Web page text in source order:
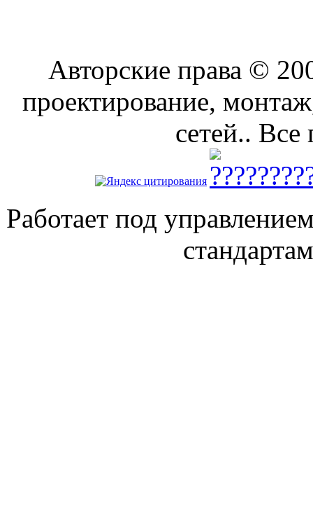
Авторские права ©
проектирование,
сетей..
Работает под